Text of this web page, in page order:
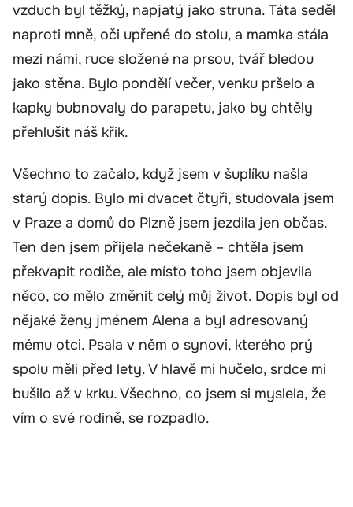
vzduch byl těžký, napjatý jako struna. Táta seděl
naproti mně, oči upřené do stolu, a mamka stála
mezi námi, ruce složené na prsou, tvář bledou
jako stěna. Bylo pondělí večer, venku pršelo a
kapky bubnovaly do parapetu, jako by chtěly
přehlušit náš křik.
Všechno to začalo, když jsem v šuplíku našla
starý dopis. Bylo mi dvacet čtyři, studovala jsem
v Praze a domů do Plzně jsem jezdila jen občas.
Ten den jsem přijela nečekaně – chtěla jsem
překvapit rodiče, ale místo toho jsem objevila
něco, co mělo změnit celý můj život. Dopis byl od
nějaké ženy jménem Alena a byl adresovaný
mému otci. Psala v něm o synovi, kterého prý
spolu měli před lety. V hlavě mi hučelo, srdce mi
bušilo až v krku. Všechno, co jsem si myslela, že
vím o své rodině, se rozpadlo.